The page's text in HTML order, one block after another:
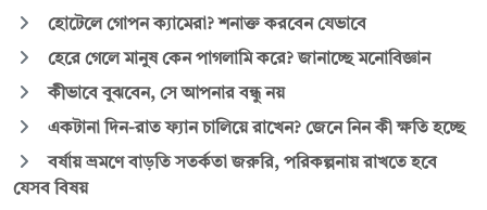
হোটেলে গোপন ক্যামেরা? শনাক্ত করবেন যেভাবে
হেরে গেলে মানুষ কেন পাগলামি করে? জানাচ্ছে মনোবিজ্ঞান
কীভাবে বুঝবেন, সে আপনার বন্ধু নয়
একটানা দিন-রাত ফ্যান চালিয়ে রাখেন? জেনে নিন কী ক্ষতি হচ্ছে
বর্ষায় ভ্রমণে বাড়তি সতর্কতা জরুরি, পরিকল্পনায় রাখতে হবে
যেসব বিষয়